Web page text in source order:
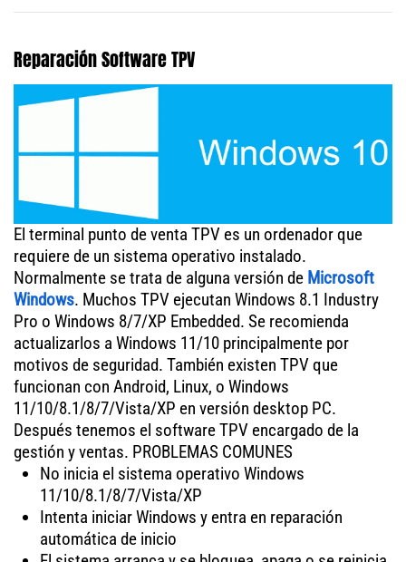
Reparación Software TPV
El terminal punto de venta TPV es un ordenador que
requiere de un sistema operativo instalado.
Normalmente se trata de alguna versión de Microsoft
Windows. Muchos TPV ejecutan Windows 8.1 Industry
Pro o Windows 8/7/XP Embedded. Se recomienda
actualizarlos a Windows 11/10 principalmente por
motivos de seguridad. También existen TPV que
funcionan con Android, Linux, o Windows
11/10/8.1/8/7/Vista/XP en versión desktop PC.
Después tenemos el software TPV encargado de la
gestión y ventas. PROBLEMAS COMUNES
No inicia el sistema operativo Windows
11/10/8.1/8/7/Vista/XP
Intenta iniciar Windows y entra en reparación
automática de inicio